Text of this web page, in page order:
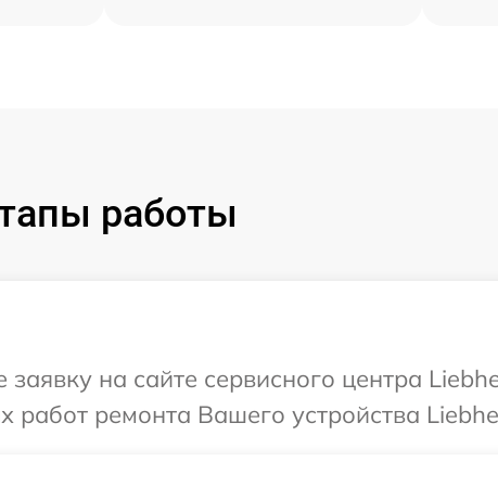
работы
на сайте сервисного центра
ремонта Вашего устройства